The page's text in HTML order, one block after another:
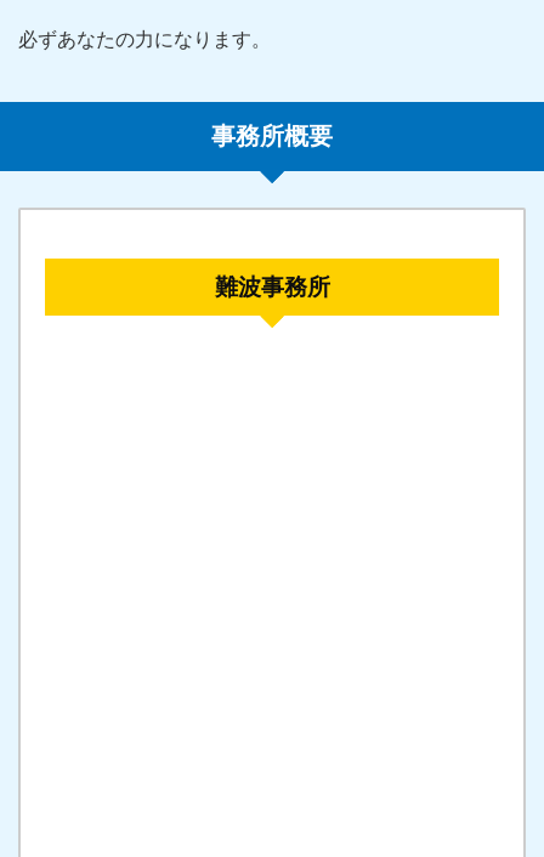
必ずあなたの力になります。
事務所概要
難波事務所